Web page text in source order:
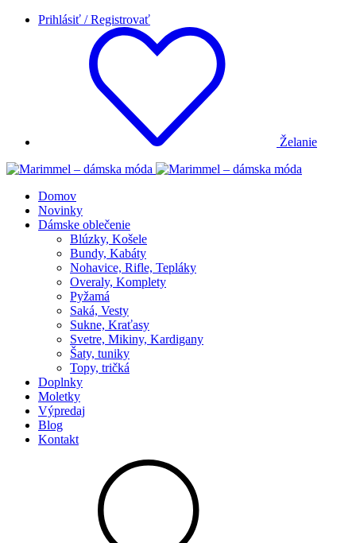
Prihlásiť / Registrovať
Želanie
Domov
Novinky
Dámske oblečenie
Blúzky, Košele
Bundy, Kabáty
Nohavice, Rifle, Tepláky
Overaly, Komplety
Pyžamá
Saká, Vesty
Sukne, Kraťasy
Svetre, Mikiny, Kardigany
Šaty, tuniky
Topy, tričká
Doplnky
Moletky
Výpredaj
Blog
Kontakt